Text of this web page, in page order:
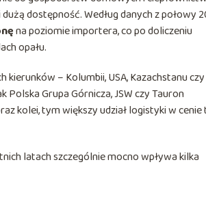
dostępność. Według danych z połowy
na poziomie importera, co po doliczeniu
opału.
– Kolumbii, USA, Kazachstanu
Grupa Górnicza, JSW czy Tauron
kolei, tym większy udział logistyki w
latach szczególnie mocno wpływa kilka